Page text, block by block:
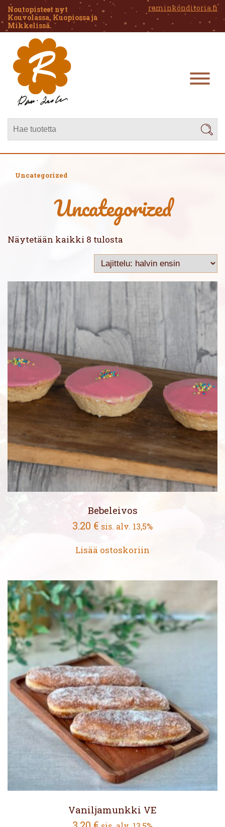
Noutopisteet nyt
Kouvolassa, Kuopiossa ja
Mikkelissä.
raminkonditoria.fi
Uncategorized
Uncategorized
Näytetään kaikki 8 tulosta
ensin
Bebeleivos
3.20 € sis. alv. 13,5%
Lisää ostoskoriin
Vaniljamunkki VE